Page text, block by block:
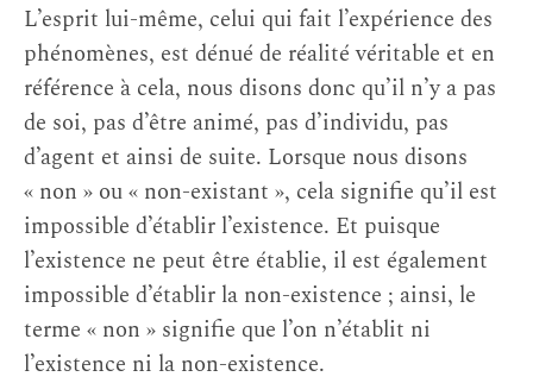
L’esprit lui-même, celui qui fait l’expérience des
phénomènes, est dénué de réalité véritable et en
référence à cela, nous disons donc qu’il n’y a pas
de soi, pas d’être animé, pas d’individu, pas
d’agent et ainsi de suite. Lorsque nous disons
« non » ou « non-existant », cela signifie qu’il est
impossible d’établir l’existence. Et puisque
l’existence ne peut être établie, il est également
impossible d’établir la non-existence ; ainsi, le
terme « non » signifie que l’on n’établit ni
l’existence ni la non-existence.